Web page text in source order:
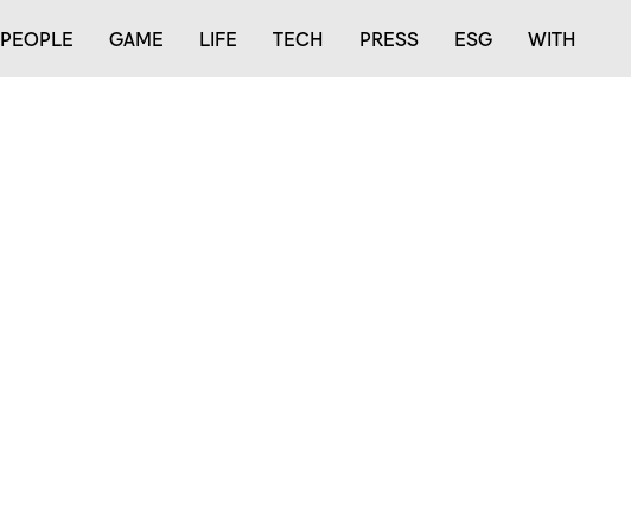
PEOPLE GAME LIFE TECH PRESS ESG WITH